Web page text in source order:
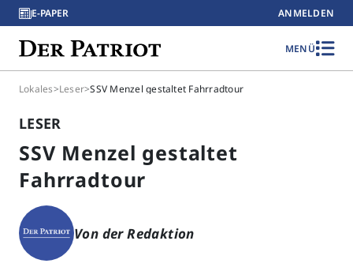
E-PAPER ANMELDEN
MENÜ
Lokales>Leser>SSV Menzel gestaltet Fahrradtour
LESER
SSV Menzel gestaltet
Fahrradtour
Von der Redaktion